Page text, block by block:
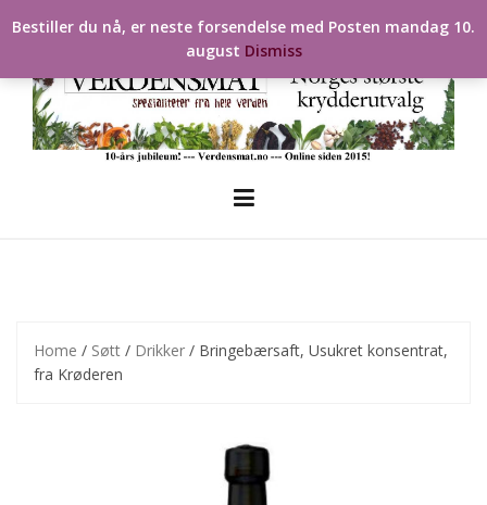
to
Home / Søtt / Drikker / Bringebærsaft, Usukret konsentrat,
fra Krøderen
Bestiller du nå, er neste forsendelse med Posten mandag 10.
august Dismiss